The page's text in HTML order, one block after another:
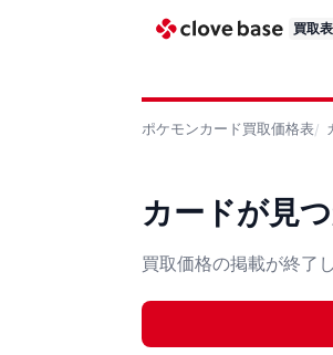
買取表
ポケモンカード買取価格表
カードが見
買取価格の掲載が終了